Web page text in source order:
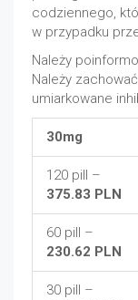
codziennego,
w przypadku
Należy
Należy
umiarkowane
30mg
120 pill –
375.83 PLN
60 pill –
230.62 PLN
30 pill –